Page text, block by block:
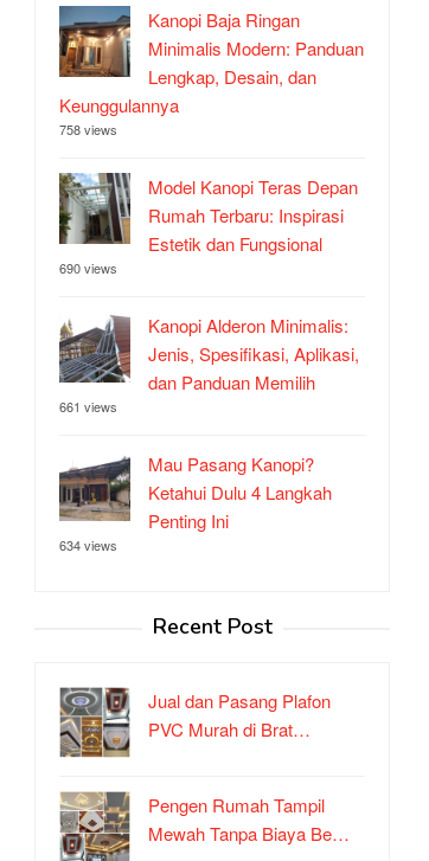
Kanopi Baja Ringan
Minimalis Modern: Panduan
Lengkap, Desain, dan
Keunggulannya
758 views
Model Kanopi Teras Depan
Rumah Terbaru: Inspirasi
Estetik dan Fungsional
690 views
Kanopi Alderon Minimalis:
Jenis, Spesifikasi, Aplikasi,
dan Panduan Memilih
661 views
Mau Pasang Kanopi?
Ketahui Dulu 4 Langkah
Penting Ini
634 views
Recent Post
Jual dan Pasang Plafon
PVC Murah di Brat…
Pengen Rumah Tampil
Mewah Tanpa Biaya Be…